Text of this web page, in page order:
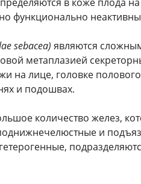
функционально
sebacea) являются
метаплазией
на лице, головке
и подошвах.
количество желез,
и